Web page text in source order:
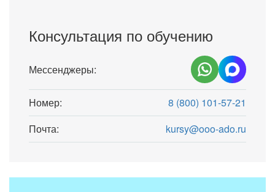
Консультация по обучению
Мессенджеры:
Номер:
8 (800) 101-57-21
Почта:
kursy@ooo-ado.ru